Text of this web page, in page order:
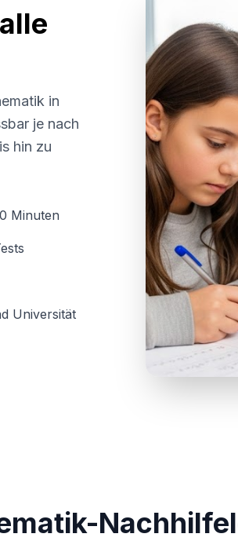
in
je nach
hin zu
Minuten
Universität